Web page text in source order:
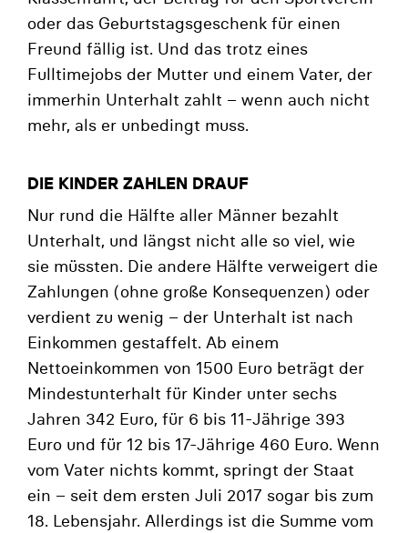
oder das Geburtstagsgeschenk für einen
Freund fällig ist. Und das trotz eines
Fulltimejobs der Mutter und einem Vater, der
immerhin Unterhalt zahlt – wenn auch nicht
mehr, als er unbedingt muss.
DIE KINDER ZAHLEN DRAUF
Nur rund die Hälfte aller Männer bezahlt
Unterhalt, und längst nicht alle so viel, wie
sie müssten. Die andere Hälfte verweigert die
Zahlungen (ohne große Konsequenzen) oder
verdient zu wenig – der Unterhalt ist nach
Einkommen gestaffelt. Ab einem
Nettoeinkommen von 1500 Euro beträgt der
Mindestunterhalt für Kinder unter sechs
Jahren 342 Euro, für 6 bis 11-Jährige 393
Euro und für 12 bis 17-Jährige 460 Euro. Wenn
vom Vater nichts kommt, springt der Staat
ein – seit dem ersten Juli 2017 sogar bis zum
18. Lebensjahr. Allerdings ist die Summe vom